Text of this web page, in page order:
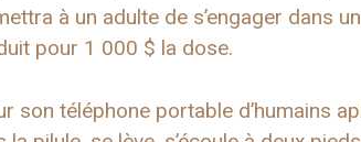
à un adulte de s’engager dans
pour 1 000 $ la dose.
son téléphone portable d’humains